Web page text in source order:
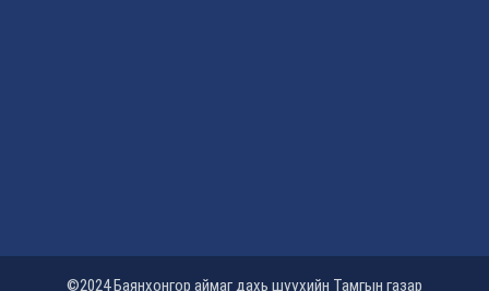
©2024 Баянхонгор аймаг дахь шүүхийн Тамгын газар